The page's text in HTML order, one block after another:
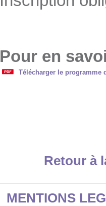
Pour en
Télécharger le
Retour à
MENTIONS